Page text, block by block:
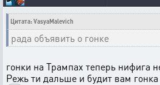
Цитата: VasyaMalevich
рада объявить о гонке
гонки на Трампах теперь нифига
Режь ти дальше и будит вам